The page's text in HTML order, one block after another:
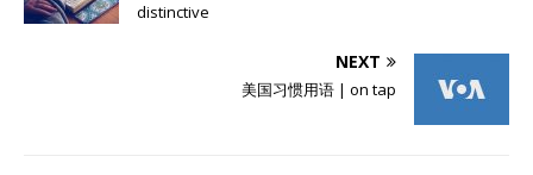
distinctive
NEXT
美国习惯用语 | on tap